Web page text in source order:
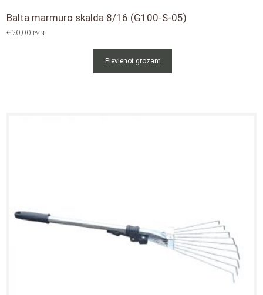
Balta marmuro skalda 8/16 (G100-S-05)
€20,00 PVN
Pievienot grozam